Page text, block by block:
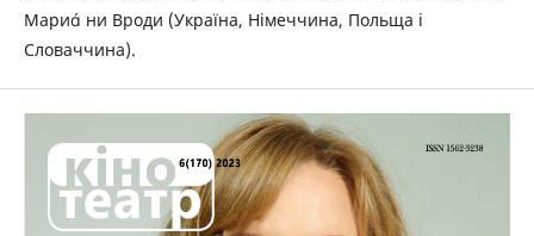
Мари ни Вроди (Україна, Німеччина, Польща і
Словаччина).